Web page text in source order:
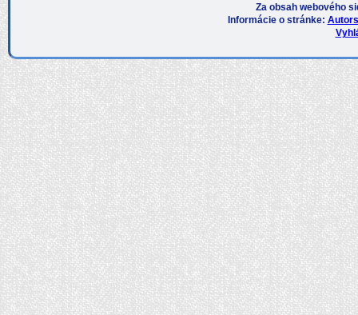
Za obsah webového
Informácie o stránke: